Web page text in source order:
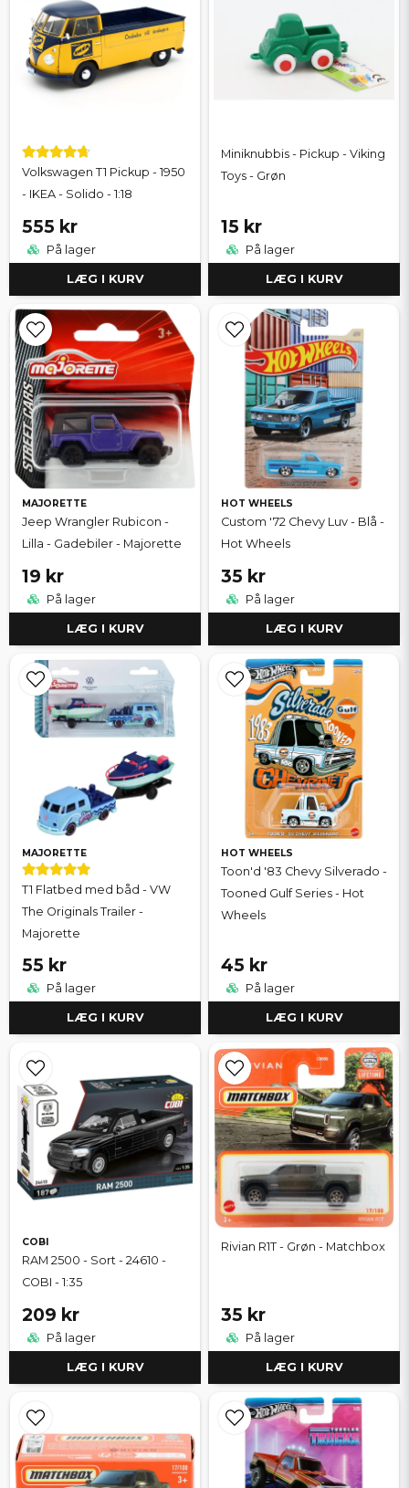
Volkswagen T1 Pickup - 1950
- IKEA - Solido - 1:18
555 kr
På lager
LÆG I KURV
Miniknubbis - Pickup - Viking
Toys - Grøn
15 kr
På lager
LÆG I KURV
MAJORETTE
Jeep Wrangler Rubicon -
Lilla - Gadebiler - Majorette
19 kr
På lager
LÆG I KURV
HOT WHEELS
Custom '72 Chevy Luv - Blå -
Hot Wheels
35 kr
På lager
LÆG I KURV
MAJORETTE
T1 Flatbed med båd - VW
The Originals Trailer -
Majorette
55 kr
På lager
LÆG I KURV
HOT WHEELS
Toon'd '83 Chevy Silverado -
Tooned Gulf Series - Hot
Wheels
45 kr
På lager
LÆG I KURV
COBI
RAM 2500 - Sort - 24610 -
COBI - 1:35
209 kr
På lager
LÆG I KURV
Rivian R1T - Grøn - Matchbox
35 kr
På lager
LÆG I KURV